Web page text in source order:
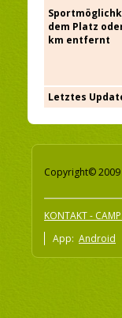
dem Platz
km entfernt
Letztes
Copyright© 2009
KONTAKT -
App: Android